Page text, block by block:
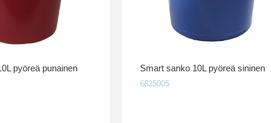
pyöreä punainen Smart sanko 10L pyöreä sininen
6825005